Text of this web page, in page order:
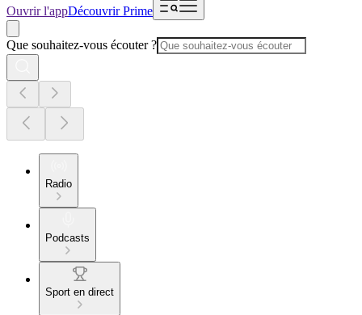
Ouvrir l'appDécouvrir Prime
Que souhaitez-vous écouter ?
Radio
Podcasts
Sport en direct